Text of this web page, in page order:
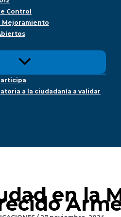
Control
Mejoramiento
a la ciudadanía a validar
en la